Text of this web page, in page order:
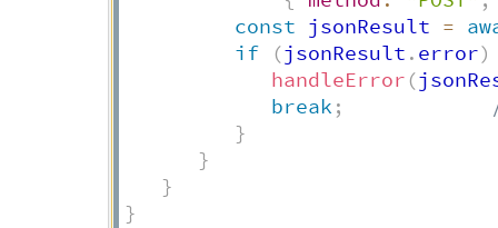
const jsonResult =
if
(jsonResult . error)
handleError (
break ;
}
}
}
}